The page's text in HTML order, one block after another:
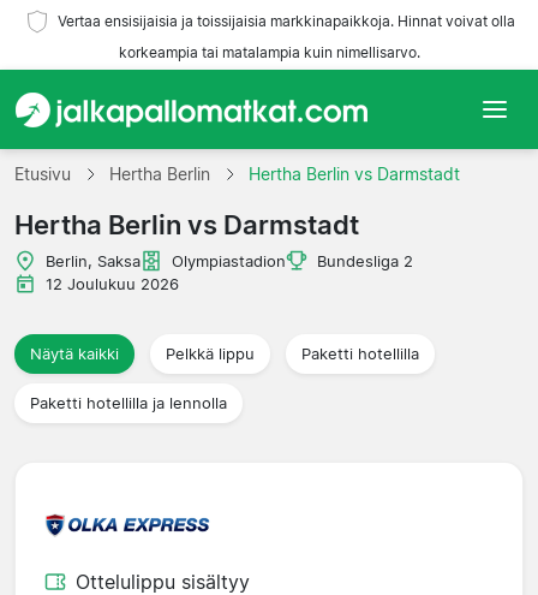
Vertaa ensisijaisia ja toissijaisia markkinapaikkoja. Hinnat voivat olla
korkeampia tai matalampia kuin nimellisarvo.
Etusivu
Joukkueet
Liigat
Matkatoimistoja
Etusivu Hertha Berlin Hertha Berlin vs Darmstadt
Hertha Berlin vs Darmstadt
Berlin, Saksa Olympiastadion
Bundesliga 2
12 Joulukuu 2026
Näytä kaikki Pelkkä lippu Paketti hotellilla
Paketti hotellilla ja lennolla
Ottelulippu sisältyy